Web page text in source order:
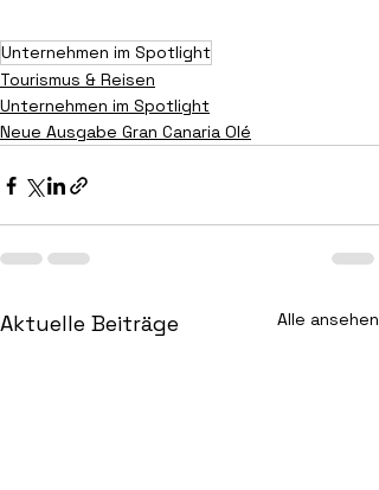
Unternehmen im Spotlight
Tourismus & Reisen
Unternehmen im Spotlight
Neue Ausgabe Gran Canaria Olé
Aktuelle Beiträge Alle ansehen